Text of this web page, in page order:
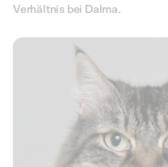
Verhältnis bei Dalma.